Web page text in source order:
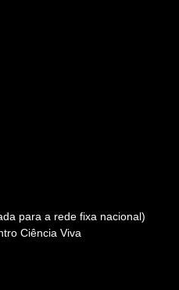
para a rede fixa nacional)
Ciência Viva